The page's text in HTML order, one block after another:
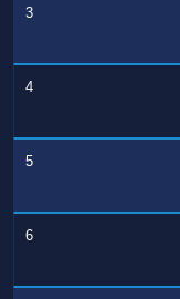
3
4
5
6